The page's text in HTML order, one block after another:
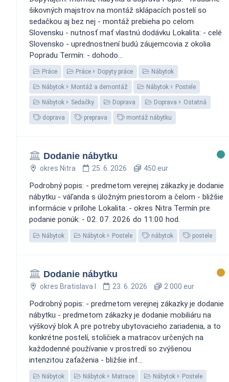
šikovných majstrov na montáž sklápacích postelí so
sedačkou aj bez nej - montáž prebieha po celom
Slovensku - nutnosť mať vlastnú dodávku Lokalita: - celé
Slovensko - uprednostnení budú záujemcovia z okolia
Popradu Termín: - dohodo...
Práce Práce Dopyty práce Nábytok
Nábytok Montáž a demontáž Nábytok Postele
Nábytok Sedačky Doprava Doprava Ostatná
doprava preprava montáž nábytku
Dodanie nábytku
okres Nitra 25. 6. 2026 450 eur
Podrobný popis: - predmetom verejnej zákazky je dodanie
nábytku - váľanda s úložným priestorom a čelom - bližšie
informácie v prílohe Lokalita: - okres Nitra Termín pre
podanie ponúk: - 02. 07. 2026 do 11:00 hod.
Nábytok Nábytok Postele nábytok postele
Dodanie nábytku
okres Bratislava I 23. 6. 2026 2 000 eur
Podrobný popis: - predmetom verejnej zákazky je dodanie
nábytku - predmetom zákazky je dodanie mobiliáru na
výškový blok A pre potreby ubytovacieho zariadenia, a to
konkrétne postelí, stoličiek a matracov určených na
každodenné používanie v prostredí so zvýšenou
intenzitou zaťaženia - bližšie inf...
Nábytok Nábytok Matrace Nábytok Postele